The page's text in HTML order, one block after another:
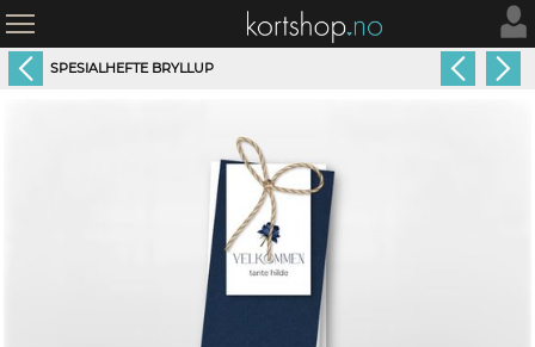
SPESIALHEFTE BRYLLUP